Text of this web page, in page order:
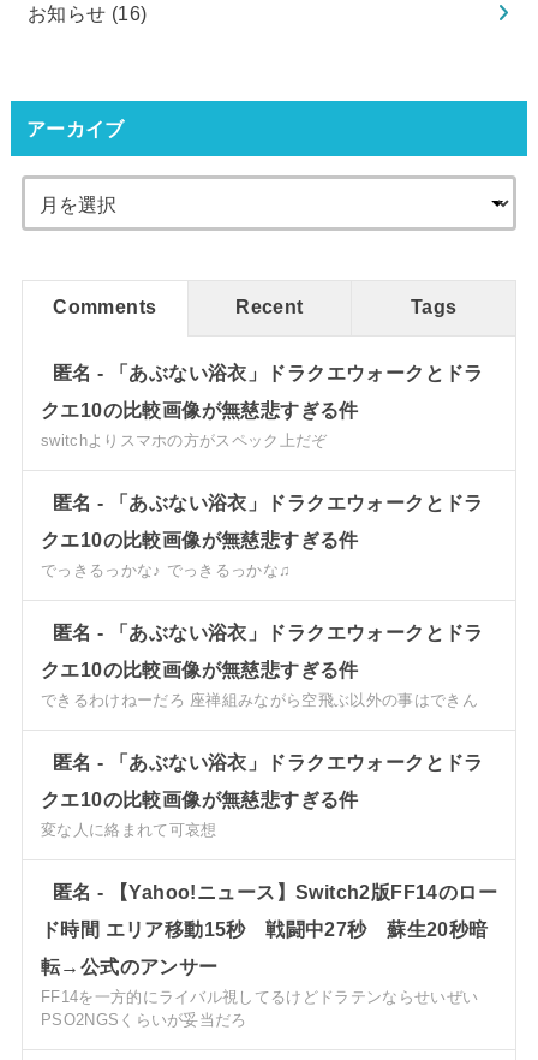
お知らせ (16)
アーカイブ
Comments Recent Tags
匿名-
「あぶない浴衣」ドラクエウォークとドラ
クエ10の比較画像が無慈悲すぎる件
switchよりスマホの方がスペック上だぞ
匿名-
「あぶない浴衣」ドラクエウォークとドラ
クエ10の比較画像が無慈悲すぎる件
でっきるっかな♪ でっきるっかな♫
匿名-
「あぶない浴衣」ドラクエウォークとドラ
クエ10の比較画像が無慈悲すぎる件
できるわけねーだろ 座禅組みながら空飛ぶ以外の事はできん
匿名-
「あぶない浴衣」ドラクエウォークとドラ
クエ10の比較画像が無慈悲すぎる件
変な人に絡まれて可哀想
匿名-
【Yahoo!ニュース】Switch2版FF14のロー
ド時間 エリア移動15秒 戦闘中27秒 蘇生20秒暗
転→公式のアンサー
FF14を一方的にライバル視してるけどドラテンならせいぜい
PSO2NGSくらいが妥当だろ